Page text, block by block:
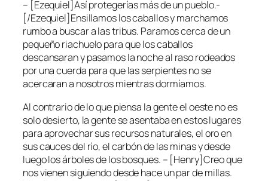
– [Ezequiel]Así protegerías más de un pueblo.-
[/Ezequiel]Ensillamos los caballos y marchamos
rumbo a buscar a las tribus. Paramos cerca de un
pequeño riachuelo para que los caballos
descansaran y pasamos la noche al raso rodeados
por una cuerda para que las serpientes no se
acercaran a nosotros mientras dormíamos.
Al contrario de lo que piensa la gente el oeste no es
solo desierto, la gente se asentaba en estos lugares
para aprovechar sus recursos naturales, el oro en
sus cauces del río, el carbón de las minas y desde
luego los árboles de los bosques. – [Henry]Creo que
nos vienen siguiendo desde hace un par de millas.